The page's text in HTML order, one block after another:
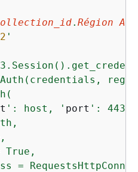
. Région AWS
2 '
': host, ' port ':
True,
=